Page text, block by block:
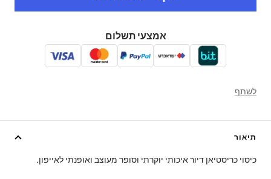
אמצעי תשלום
לשתף
תיאור
כיסוי כריסטיאן דיור איכותי יוקרתי וסופר מעוצב ואופנתי לאייפון.